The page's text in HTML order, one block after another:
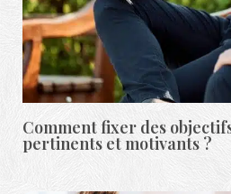
Comment fixer des
pertinents et motivants ?